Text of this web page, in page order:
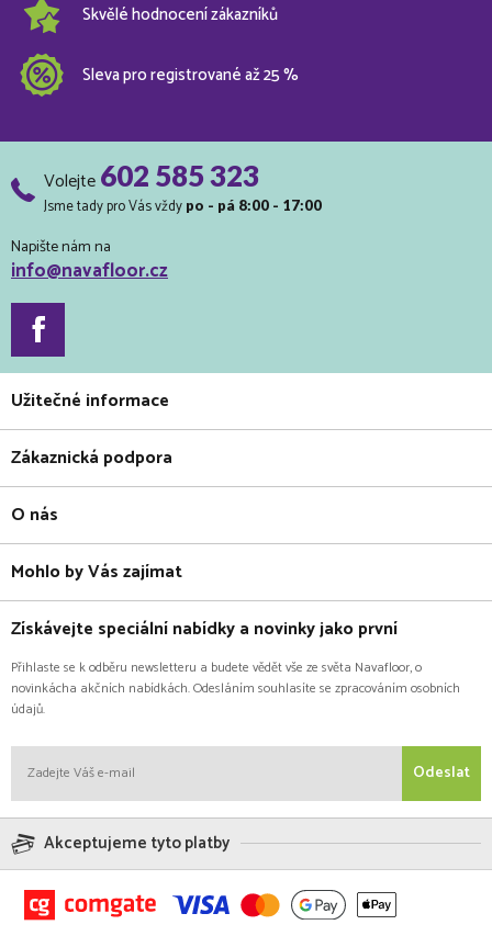
Skvělé hodnocení zákazníků
Sleva pro registrované až 25 %
Volejte602 585 323
Jsme tady pro Vás vždy po - pá 8:00 - 17:00
Napište nám na
info@navafloor.cz
Užitečné informace
Zákaznická podpora
O nás
Mohlo by Vás zajímat
Získávejte speciální nabídky a novinky jako první
Přihlaste se k odběru newsletteru a budete vědět vše ze světa Navafloor, o
novinkácha akčních nabídkách. Odesláním souhlasíte se zpracováním osobních
údajů.
Odeslat
Akceptujeme tyto platby